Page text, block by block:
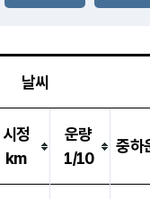
날씨
시정
km
운량
1/10
중하